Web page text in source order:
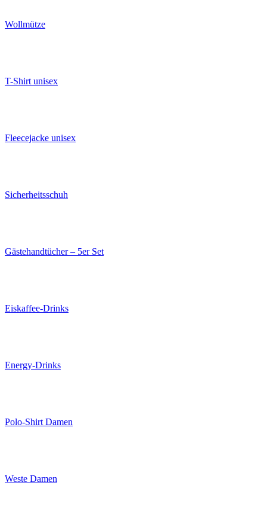
Wollmütze
T-Shirt unisex
Fleecejacke unisex
Sicherheitsschuh
Gästehandtücher – 5er Set
Eiskaffee-Drinks
Energy-Drinks
Polo-Shirt Damen
Weste Damen